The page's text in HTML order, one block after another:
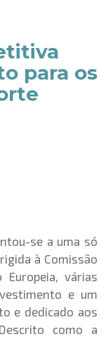
para os
se a uma só
à Comissão
várias
e um
e dedicado aos
como a